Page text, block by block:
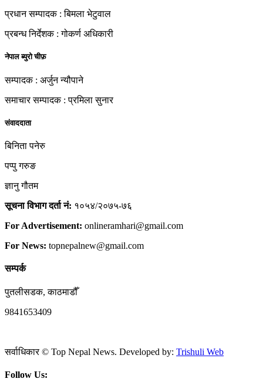
प्रधान सम्पादक : बिमला भेटुवाल
प्रबन्ध निर्देशक : गोकर्ण अधिकारी
नेपाल ब्युरो चीफ़
सम्पादक : अर्जुन न्यौपाने
समाचार सम्पादक : प्रमिला सुनार
संवाददाता
बिनिता पनेरु
पप्पु गरुङ
ज्ञानु गौतम
सूचना विभाग दर्ता नं: १०५४/२०७५-७६
For Advertisement: onlineramhari@gmail.com
For News: topnepalnew@gmail.com
सम्पर्क
पुतलीसडक, काठमाडौँ
9841653409
सर्वाधिकार © Top Nepal News. Developed by: Trishuli Web
Follow Us: